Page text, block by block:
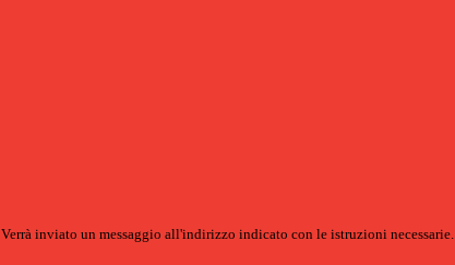
Verrà inviato un messaggio all'indirizzo indicato con le istruzioni necessarie.